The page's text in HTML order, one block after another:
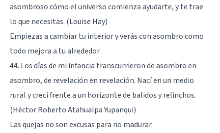
asombroso cómo el universo comienza ayudarte, y te trae
lo que necesitas. (Louise Hay)
Empiezas a cambiar tu interior y verás con asombro como
todo mejora a tu alrededor.
44. Los días de mi infancia transcurrieron de asombro en
asombro, de revelación en revelación. Nací en un medio
rural y crecí frente a un horizonte de balidos y relinchos.
(Héctor Roberto Atahualpa Yupanqui)
Las quejas no son excusas para no madurar.